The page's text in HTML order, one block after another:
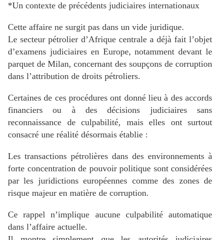
*Un contexte de précédents judiciaires internationaux
Cette affaire ne surgit pas dans un vide juridique.
Le secteur pétrolier d’Afrique centrale a déjà fait l’objet
d’examens judiciaires en Europe, notamment devant le
parquet de Milan, concernant des soupçons de corruption
dans l’attribution de droits pétroliers.
Certaines de ces procédures ont donné lieu à des accords
financiers ou à des décisions judiciaires sans
reconnaissance de culpabilité, mais elles ont surtout
consacré une réalité désormais établie :
Les transactions pétrolières dans des environnements à
forte concentration de pouvoir politique sont considérées
par les juridictions européennes comme des zones de
risque majeur en matière de corruption.
Ce rappel n’implique aucune culpabilité automatique
dans l’affaire actuelle.